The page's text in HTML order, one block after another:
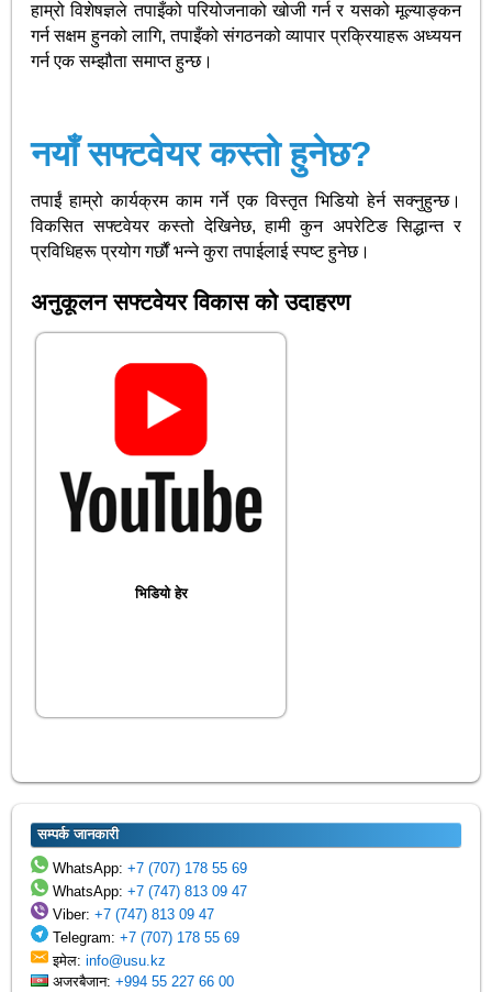
हाम्रो विशेषज्ञले तपाइँको परियोजनाको खोजी गर्न र यसको मूल्याङ्कन
गर्न सक्षम हुनको लागि, तपाइँको संगठनको व्यापार प्रक्रियाहरू अध्ययन
गर्न एक सम्झौता समाप्त हुन्छ।
नयाँ सफ्टवेयर कस्तो हुनेछ?
तपाईं हाम्रो कार्यक्रम काम गर्ने एक विस्तृत भिडियो हेर्न सक्नुहुन्छ।
विकसित सफ्टवेयर कस्तो देखिनेछ, हामी कुन अपरेटिङ सिद्धान्त र
प्रविधिहरू प्रयोग गर्छौं भन्ने कुरा तपाईलाई स्पष्ट हुनेछ।
अनुकूलन सफ्टवेयर विकास को उदाहरण
भिडियो हेर
सम्पर्क जानकारी
WhatsApp:+7 (707) 178 55 69
WhatsApp:+7 (747) 813 09 47
Viber:+7 (747) 813 09 47
Telegram:+7 (707) 178 55 69
इमेल:info@usu.kz
अजरबैजान:+994 55 227 66 00